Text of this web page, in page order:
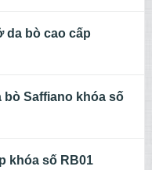
da bò cao cấp
bò Saffiano khóa số
khóa số RB01